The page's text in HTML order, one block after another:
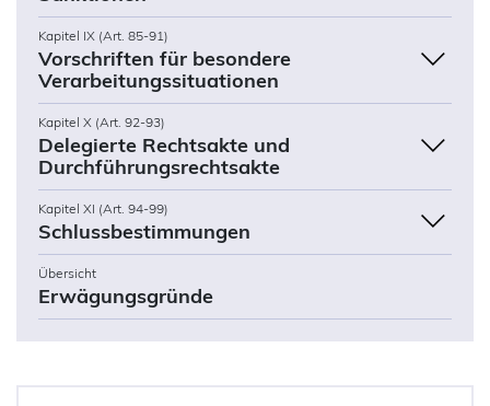
Kapitel IX (Art. 85-91)
Vorschriften für besondere
Verarbeitungssituationen
Kapitel X (Art. 92-93)
Delegierte Rechtsakte und
Durchführungsrechtsakte
Kapitel XI (Art. 94-99)
Schlussbestimmungen
Übersicht
Erwägungsgründe